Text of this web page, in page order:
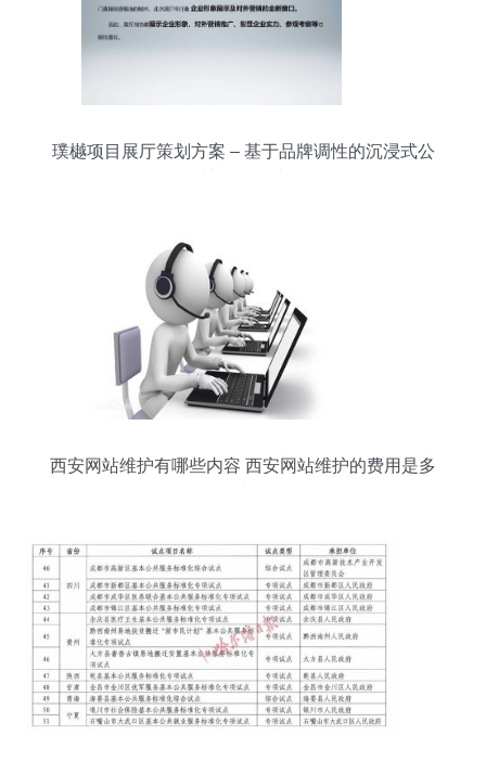
璞樾项目展厅策划方案 – 基于品牌调性的沉浸式公
西安网站维护有哪些内容 西安网站维护的费用是多